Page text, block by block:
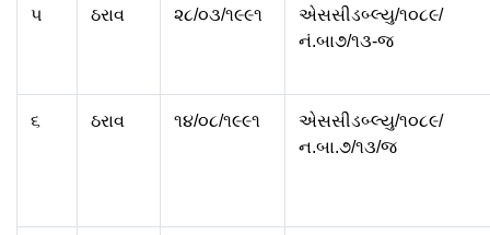
૫ ઠરાવ ૨૮/૦૩/૧૯૯૧
એસસીડબ્લ્યુ/૧૦૮૯/
નં.બા૭/૧૩-જ
૬ ઠરાવ ૧૪/૦૮/૧૯૯૧
એસસીડબ્લ્યુ/૧૦૮૯/
ન.બા.૭/૧૩/જ